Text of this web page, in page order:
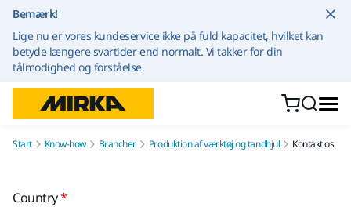
Bemærk!
Lige nu er vores kundeservice ikke på fuld kapacitet, hvilket kan
betyde længere svartider end normalt. Vi takker for din
tålmodighed og forståelse.
Start Know-how Brancher Produktion af værktøj og tandhjul Kontakt os
Country